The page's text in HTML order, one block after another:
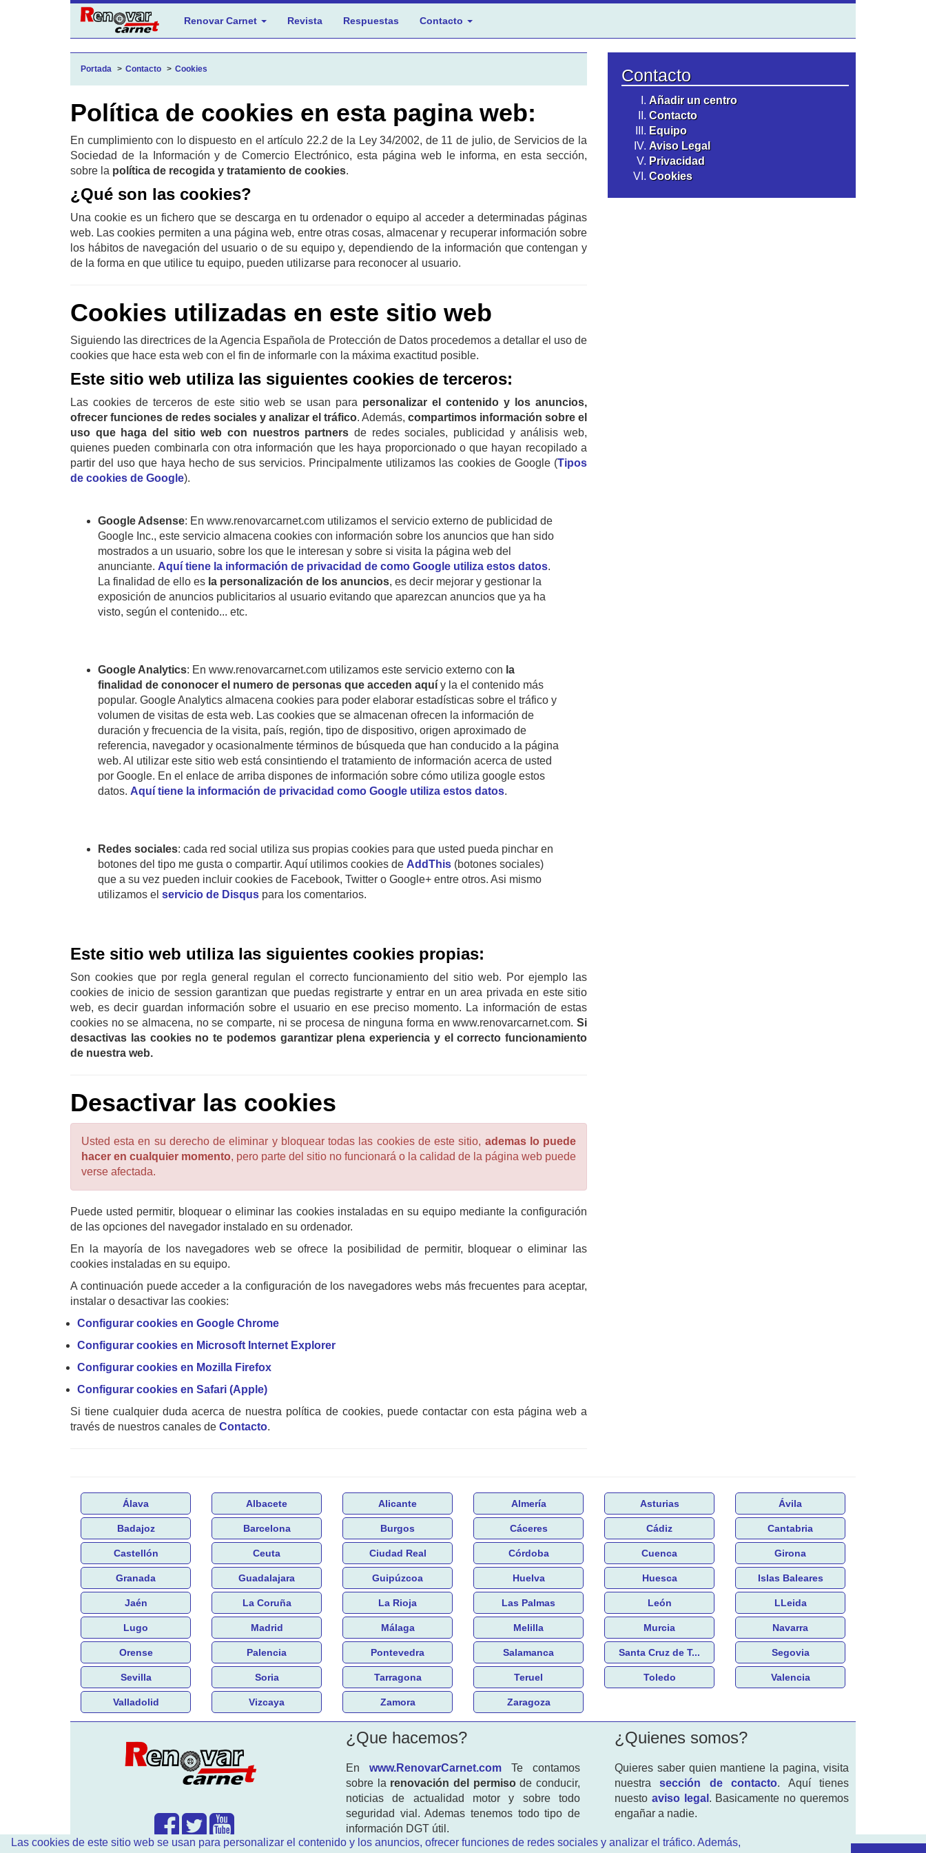
Las cookies de este sitio web se usan para personalizar el contenido y los anuncios, ofrecer funciones de redes sociales y analizar el tráfico. Además,
Renovar Carnet Revista Respuestas Contacto
Portada Contacto Cookies
Política de cookies en esta pagina web:
En cumplimiento con lo dispuesto en el artículo 22.2 de la Ley 34/2002, de 11 de julio, de Servicios de la
Sociedad de la Información y de Comercio Electrónico, esta página web le informa, en esta sección,
sobre la política de recogida y tratamiento de cookies.
¿Qué son las cookies?
Una cookie es un fichero que se descarga en tu ordenador o equipo al acceder a determinadas páginas
web. Las cookies permiten a una página web, entre otras cosas, almacenar y recuperar información sobre
los hábitos de navegación del usuario o de su equipo y, dependiendo de la información que contengan y
de la forma en que utilice tu equipo, pueden utilizarse para reconocer al usuario.
Cookies utilizadas en este sitio web
Siguiendo las directrices de la Agencia Española de Protección de Datos procedemos a detallar el uso de
cookies que hace esta web con el fin de informarle con la máxima exactitud posible.
Este sitio web utiliza las siguientes cookies de terceros:
Las cookies de terceros de este sitio web se usan para personalizar el contenido y los anuncios,
ofrecer funciones de redes sociales y analizar el tráfico. Además, compartimos información sobre el
uso que haga del sitio web con nuestros partners de redes sociales, publicidad y análisis web,
quienes pueden combinarla con otra información que les haya proporcionado o que hayan recopilado a
partir del uso que haya hecho de sus servicios. Principalmente utilizamos las cookies de Google (Tipos
de cookies de Google).
Google Adsense: En www.renovarcarnet.com utilizamos el servicio externo de publicidad de
Google Inc., este servicio almacena cookies con información sobre los anuncios que han sido
mostrados a un usuario, sobre los que le interesan y sobre si visita la página web del
anunciante. Aquí tiene la información de privacidad de como Google utiliza estos datos.
La finalidad de ello es la personalización de los anuncios, es decir mejorar y gestionar la
exposición de anuncios publicitarios al usuario evitando que aparezcan anuncios que ya ha
visto, según el contenido... etc.
Google Analytics: En www.renovarcarnet.com utilizamos este servicio externo con la
finalidad de cononocer el numero de personas que acceden aquí y la el contenido más
popular. Google Analytics almacena cookies para poder elaborar estadísticas sobre el tráfico y
volumen de visitas de esta web. Las cookies que se almacenan ofrecen la información de
duración y frecuencia de la visita, país, región, tipo de dispositivo, origen aproximado de
referencia, navegador y ocasionalmente términos de búsqueda que han conducido a la página
web. Al utilizar este sitio web está consintiendo el tratamiento de información acerca de usted
por Google. En el enlace de arriba dispones de información sobre cómo utiliza google estos
datos. Aquí tiene la información de privacidad como Google utiliza estos datos.
Redes sociales: cada red social utiliza sus propias cookies para que usted pueda pinchar en
botones del tipo me gusta o compartir. Aquí utilimos cookies de AddThis (botones sociales)
que a su vez pueden incluir cookies de Facebook, Twitter o Google+ entre otros. Asi mismo
utilizamos el servicio de Disqus para los comentarios.
Este sitio web utiliza las siguientes cookies propias:
Son cookies que por regla general regulan el correcto funcionamiento del sitio web. Por ejemplo las
cookies de inicio de session garantizan que puedas registrarte y entrar en un area privada en este sitio
web, es decir guardan información sobre el usuario en ese preciso momento. La información de estas
cookies no se almacena, no se comparte, ni se procesa de ninguna forma en www.renovarcarnet.com. Si
desactivas las cookies no te podemos garantizar plena experiencia y el correcto funcionamiento
de nuestra web.
Desactivar las cookies
Usted esta en su derecho de eliminar y bloquear todas las cookies de este sitio, ademas lo puede
hacer en cualquier momento, pero parte del sitio no funcionará o la calidad de la página web puede
verse afectada.
Puede usted permitir, bloquear o eliminar las cookies instaladas en su equipo mediante la configuración
de las opciones del navegador instalado en su ordenador.
En la mayoría de los navegadores web se ofrece la posibilidad de permitir, bloquear o eliminar las
cookies instaladas en su equipo.
A continuación puede acceder a la configuración de los navegadores webs más frecuentes para aceptar,
instalar o desactivar las cookies:
Configurar cookies en Google Chrome
Configurar cookies en Microsoft Internet Explorer
Configurar cookies en Mozilla Firefox
Configurar cookies en Safari (Apple)
Si tiene cualquier duda acerca de nuestra política de cookies, puede contactar con esta página web a
través de nuestros canales de Contacto.
Contacto
Añadir un centro
Contacto
Equipo
Aviso Legal
Privacidad
Cookies
Álava Albacete Alicante Almería Asturias Ávila
Badajoz Barcelona Burgos Cáceres Cádiz Cantabria
Castellón Ceuta Ciudad Real Córdoba Cuenca Girona
Granada Guadalajara Guipúzcoa Huelva Huesca Islas Baleares
Jaén La Coruña La Rioja Las Palmas León LLeida
Lugo Madrid Málaga Melilla Murcia Navarra
Orense Palencia Pontevedra Salamanca Santa Cruz de T... Segovia
Sevilla Soria Tarragona Teruel Toledo Valencia
Valladolid Vizcaya Zamora Zaragoza
¿Que hacemos?
En www.RenovarCarnet.com Te contamos
sobre la renovación del permisode conducir,
noticias de actualidad motor y sobre todo
seguridad vial. Ademas tenemos todo tipo de
información DGT útil.
¿Quienes somos?
Quieres saber quien mantiene la pagina, visita
nuestrasección de contacto. Aquí tienes
nuesto aviso legal . Basicamente no queremos
engañar a nadie.